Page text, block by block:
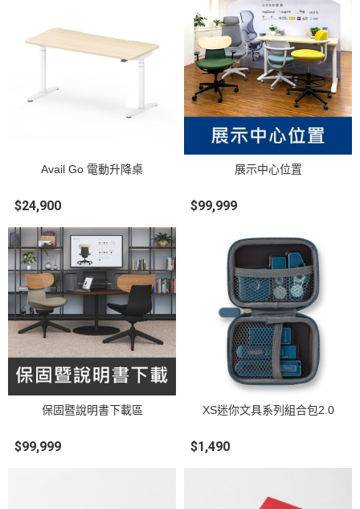
Avail Go 電動升降桌
$24,900
展示中心位置
$99,999
保固暨說明書下載區
$99,999
XS迷你文具系列組合包2.0
$1,490